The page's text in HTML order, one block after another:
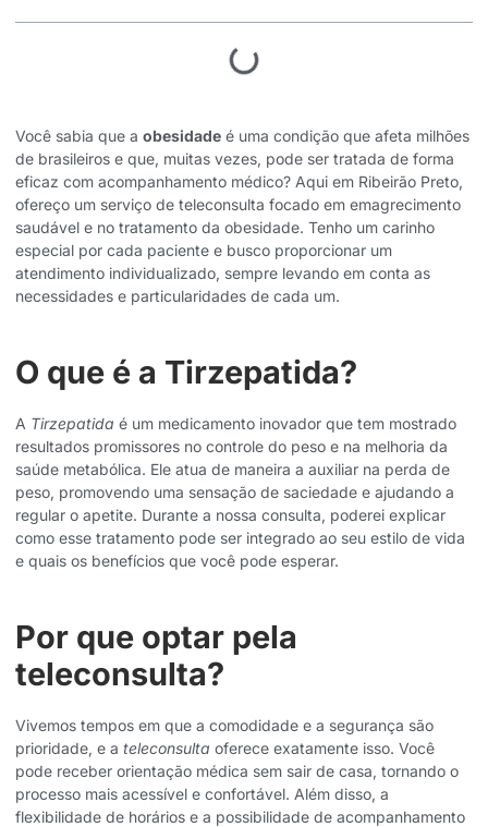
Você sabia que a obesidade é uma condição que afeta milhões
de brasileiros e que, muitas vezes, pode ser tratada de forma
eficaz com acompanhamento médico? Aqui em Ribeirão Preto,
ofereço um serviço de teleconsulta focado em emagrecimento
saudável e no tratamento da obesidade. Tenho um carinho
especial por cada paciente e busco proporcionar um
atendimento individualizado, sempre levando em conta as
necessidades e particularidades de cada um.
O que é a Tirzepatida?
A Tirzepatida é um medicamento inovador que tem mostrado
resultados promissores no controle do peso e na melhoria da
saúde metabólica. Ele atua de maneira a auxiliar na perda de
peso, promovendo uma sensação de saciedade e ajudando a
regular o apetite. Durante a nossa consulta, poderei explicar
como esse tratamento pode ser integrado ao seu estilo de vida
e quais os benefícios que você pode esperar.
Por que optar pela
teleconsulta?
Vivemos tempos em que a comodidade e a segurança são
prioridade, e a teleconsulta oferece exatamente isso. Você
pode receber orientação médica sem sair de casa, tornando o
processo mais acessível e confortável. Além disso, a
flexibilidade de horários e a possibilidade de acompanhamento